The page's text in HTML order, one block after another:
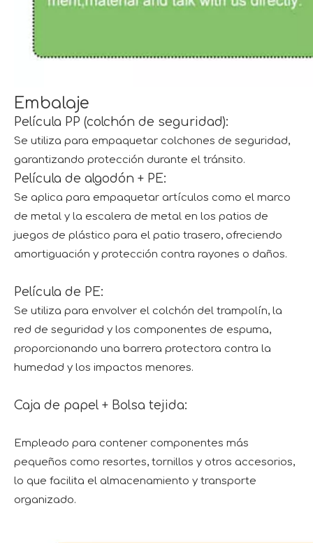
Embalaje
Película PP (colchón de seguridad):
Se utiliza para empaquetar colchones de seguridad,
garantizando protección durante el tránsito.
Película de algodón + PE:
Se aplica para empaquetar artículos como el marco
de metal y la escalera de metal en los patios de
juegos de plástico para el patio trasero, ofreciendo
amortiguación y protección contra rayones o daños.
Película de PE:
Se utiliza para envolver el colchón del trampolín, la
red de seguridad y los componentes de espuma,
proporcionando una barrera protectora contra la
humedad y los impactos menores.
Caja de papel + Bolsa tejida:
Empleado para contener componentes más
pequeños como resortes, tornillos y otros accesorios,
lo que facilita el almacenamiento y transporte
organizado.